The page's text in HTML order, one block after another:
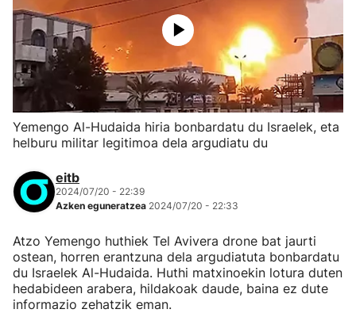
Yemengo Al-Hudaida hiria bonbardatu du Israelek, eta
helburu militar legitimoa dela argudiatu du
eitb
2024/07/20 - 22:39
Azken eguneratzea 2024/07/20 - 22:33
Atzo Yemengo huthiek Tel Avivera drone bat jaurti
ostean, horren erantzuna dela argudiatuta bonbardatu
du Israelek Al-Hudaida. Huthi matxinoekin lotura duten
hedabideen arabera, hildakoak daude, baina ez dute
informazio zehatzik eman.